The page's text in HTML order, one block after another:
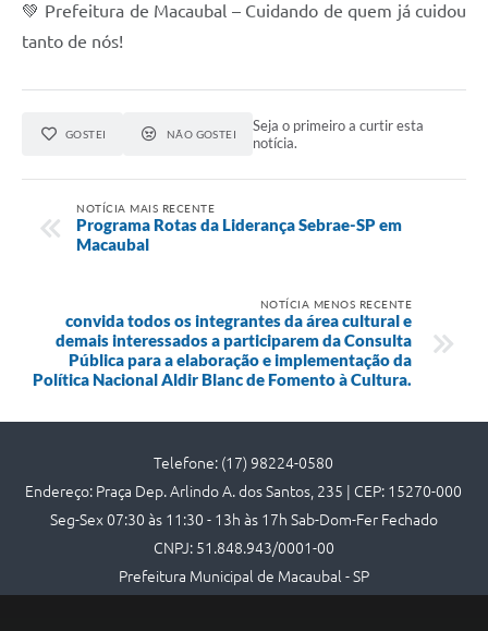
Contato
💚 Prefeitura de Macaubal – Cuidando de quem já cuidou
tanto de nós!
GOSTEI NÃO GOSTEI
Seja o primeiro a curtir esta
notícia.
NOTÍCIA MAIS RECENTE
Programa Rotas da Liderança Sebrae-SP em
Macaubal
NOTÍCIA MENOS RECENTE
convida todos os integrantes da área cultural e
demais interessados a participarem da Consulta
Pública para a elaboração e implementação da
Política Nacional Aldir Blanc de Fomento à Cultura.
Telefone: (17) 98224-0580
Endereço: Praça Dep. Arlindo A. dos Santos, 235 | CEP: 15270-000
Seg-Sex 07:30 às 11:30 - 13h às 17h Sab-Dom-Fer Fechado
CNPJ: 51.848.943/0001-00
Prefeitura Municipal de Macaubal - SP